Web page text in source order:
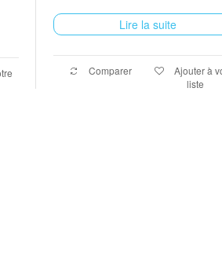
Lire la suite
Comparer
Ajouter à
liste